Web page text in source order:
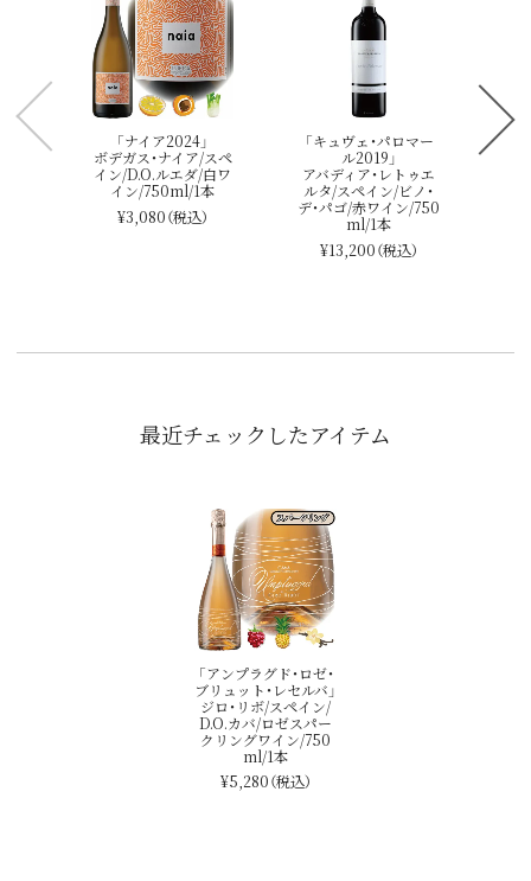
「ナイア2024」
ボデガス・ナイア/スペ
イン/D.O.ルエダ/白ワ
イン/750ml/1本
¥3,080（税込）
「キュヴェ・パロマー
ル2019」
アバディア・レトゥエ
ルタ/スペイン/ビノ・
デ・パゴ/赤ワイン/750
ml/1本
¥13,200（税込）
最近チェックしたアイテム
「アンプラグド・ロゼ・
ブリュット・レセルバ」
ジロ・リボ/スペイン/
D.O.カバ/ロゼスパー
クリングワイン/750
ml/1本
¥5,280（税込）